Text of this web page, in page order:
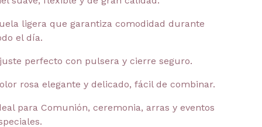
ligera que garantiza comodidad durante
el día.
perfecto con pulsera y cierre seguro.
rosa elegante y delicado, fácil de combinar.
para Comunión, ceremonia, arras y eventos